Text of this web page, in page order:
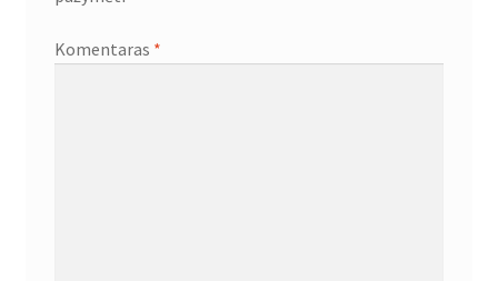
Komentaras *